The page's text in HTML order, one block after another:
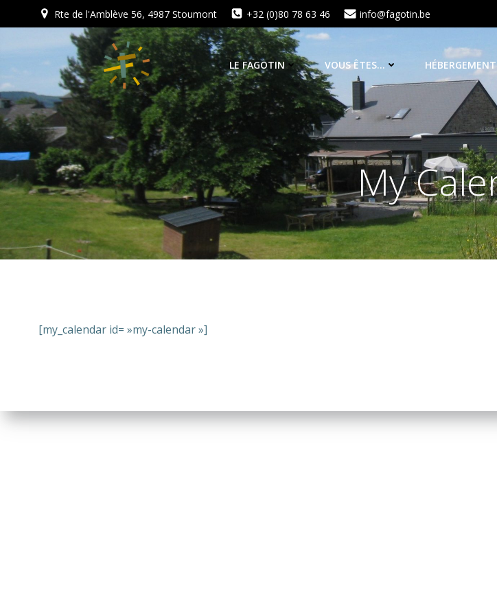
au
Rte de l'Amblève 56, 4987 Stoumont +32 (0)80 78 63 46 info@fagotin.be
LE FAGOTIN VOUS ÊTES… HÉBERGEMENT
My
[my_calendar id= »my-calendar »]